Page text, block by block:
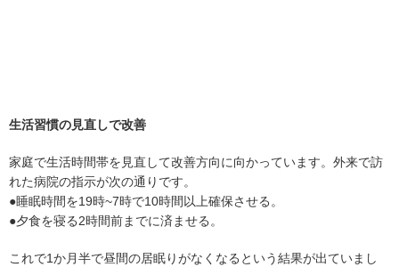
生活習慣の見直しで改善
家庭で生活時間帯を見直して改善方向に向かっています。外来で訪
れた病院の指示が次の通りです。
●睡眠時間を19時~7時で10時間以上確保させる。
●夕食を寝る2時間前までに済ませる。
これで1か月半で昼間の居眠りがなくなるという結果が出ていまし